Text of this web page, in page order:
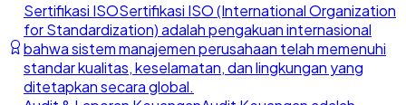
Sertifikasi ISOSertifikasi ISO (International Organization
for Standardization) adalah pengakuan internasional
bahwa sistem manajemen perusahaan telah memenuhi
standar kualitas, keselamatan, dan lingkungan yang
ditetapkan secara global.